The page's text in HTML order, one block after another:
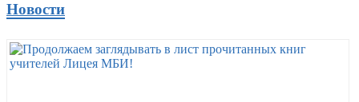
Новости